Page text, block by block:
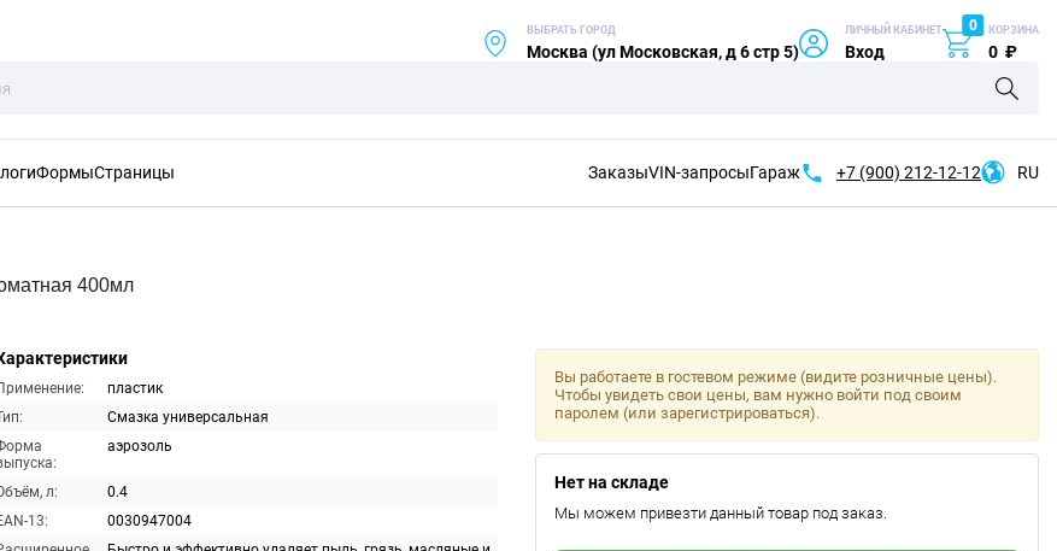
ВЫБРАТЬ ГОРОД
Москва (ул Московская, д 6 стр 5)
ЛИЧНЫЙ КАБИНЕТ
Вход
0 КОРЗИНА
0 ₽
ФормыСтраницы ЗаказыVIN-запросыГараж +7 (900) 212-12-12 RU
400мл
пластик
Смазка универсальная
аэрозоль
л:
0.4
13:
0030947004
Вы работаете в гостевом режиме (видите розничные цены).
Чтобы увидеть свои цены, вам нужно войти под своим
паролем (или зарегистрироваться).
Нет на складе
Мы можем привезти данный товар под заказ.